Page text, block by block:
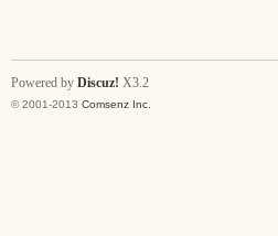
Powered by Discuz! X3.2
© 2001-2013 Comsenz Inc.